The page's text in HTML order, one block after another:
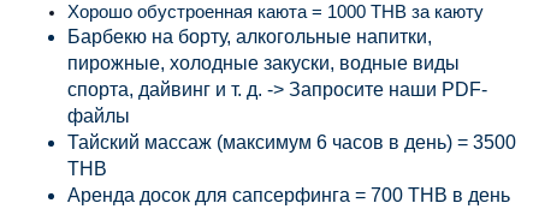
Хорошо обустроенная каюта = 1000 THB за каюту
Барбекю на борту, алкогольные напитки,
пирожные, холодные закуски, водные виды
спорта, дайвинг и т. д. -> Запросите наши PDF-
файлы
Тайский массаж (максимум 6 часов в день) = 3500
THB
Аренда досок для сапсерфинга = 700 THB в день